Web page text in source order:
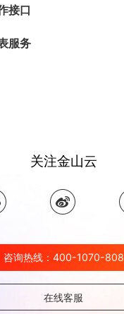
接口
服务
关注金山云
咨询热线：400-1070-808
在线客服